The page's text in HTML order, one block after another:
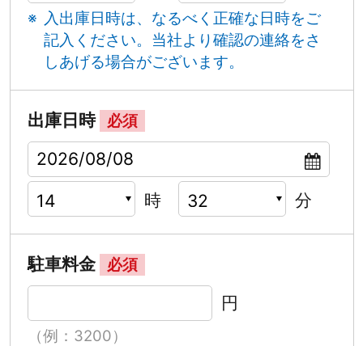
入出庫日時は、なるべく正確な日時をご
記入ください。 当社より確認の連絡をさ
しあげる場合がございます。
出庫日時 必須
時 分
駐車料金 必須
円
（例：3200）